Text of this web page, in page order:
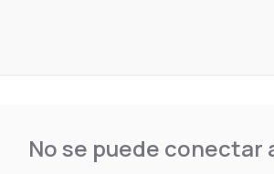
Peixotto tramway station is 3.4 km away.
No se puede